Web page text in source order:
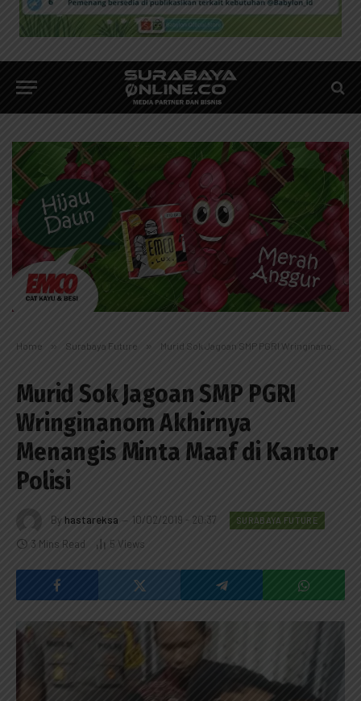
Home » Surabaya Future » Murid Sok Jagoan SMP PGRI Wringinanom Akhirnya Menangis Minta Maaf di Kantor Polisi
Murid Sok Jagoan SMP PGRI
Wringinanom Akhirnya
Menangis Minta Maaf di Kantor
Polisi
By hastareksa 10/02/2019 - 20:37 SURABAYA FUTURE
3 Mins Read 5 Views